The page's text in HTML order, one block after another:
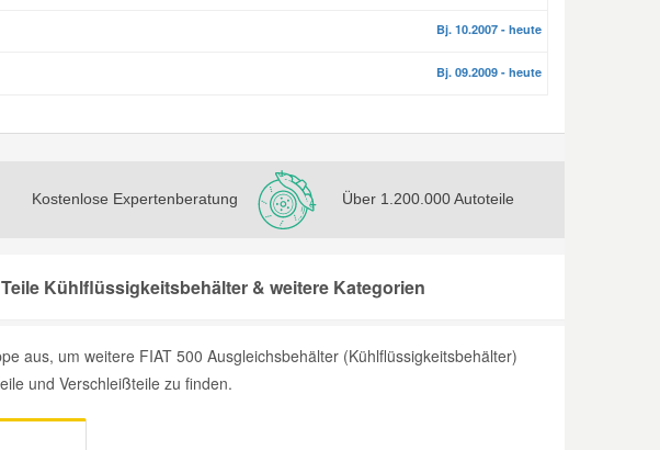
Bj. 10.2007 - heute
Bj. 09.2009 - heute
Kostenlose Expertenberatung Über 1.200.000 Autoteile
Kühlflüssigkeitsbehälter & weitere Kategorien
aus, um weitere FIAT 500 Ausgleichsbehälter (Kühlflüssigkeitsbehälter)
und Verschleißteile zu finden.